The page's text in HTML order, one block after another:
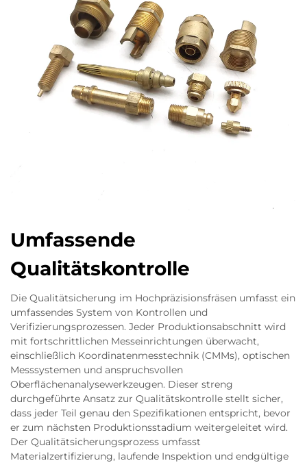
Umfassende
Qualitätskontrolle
Die Qualitätsicherung im Hochpräzisionsfräsen umfasst ein
umfassendes System von Kontrollen und
Verifizierungsprozessen. Jeder Produktionsabschnitt wird
mit fortschrittlichen Messeinrichtungen überwacht,
einschließlich Koordinatenmesstechnik (CMMs), optischen
Messsystemen und anspruchsvollen
Oberflächenanalysewerkzeugen. Dieser streng
durchgeführte Ansatz zur Qualitätskontrolle stellt sicher,
dass jeder Teil genau den Spezifikationen entspricht, bevor
er zum nächsten Produktionsstadium weitergeleitet wird.
Der Qualitätsicherungsprozess umfasst
Materialzertifizierung, laufende Inspektion und endgültige